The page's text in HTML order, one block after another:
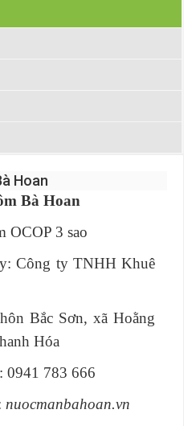
Hoan
Bà Hoan
OCOP 3 sao
ty TNHH Khuê
Sơn, xã Hoằng
Hóa
783 666
nuocmanbahoan.vn